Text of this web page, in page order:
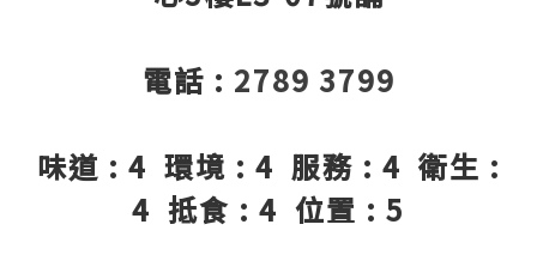
電話 : 2789 3799
味道 : 4 環境 : 4 服務 : 4 衛生 :
4 抵食 : 4 位置 : 5